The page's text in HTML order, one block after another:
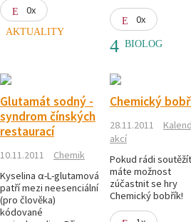
0x
AKTUALITY
0x
BIOLOG
Glutamát sodný -
syndrom čínských
restaurací
10.11.2011
Chemik
Kyselina α-L-glutamová
patří mezi neesenciální
(pro člověka)
kódované
Chemický
28.11.2011
akcí
Pokud rádi
máte možnost
zúčastnit se hry
Chemický bobřík!